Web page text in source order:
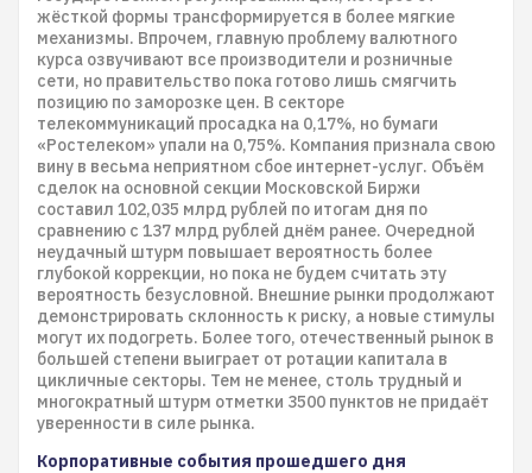
жёсткой формы трансформируется в более мягкие
механизмы. Впрочем, главную проблему валютного
курса озвучивают все производители и розничные
сети, но правительство пока готово лишь смягчить
позицию по заморозке цен. В секторе
телекоммуникаций просадка на 0,17%, но бумаги
«Ростелеком» упали на 0,75%. Компания признала свою
вину в весьма неприятном сбое интернет-услуг. Объём
сделок на основной секции Московской Биржи
составил 102,035 млрд рублей по итогам дня по
сравнению с 137 млрд рублей днём ранее. Очередной
неудачный штурм повышает вероятность более
глубокой коррекции, но пока не будем считать эту
вероятность безусловной. Внешние рынки продолжают
демонстрировать склонность к риску, а новые стимулы
могут их подогреть. Более того, отечественный рынок в
большей степени выиграет от ротации капитала в
цикличные секторы. Тем не менее, столь трудный и
многократный штурм отметки 3500 пунктов не придаёт
уверенности в силе рынка.
Корпоративные события прошедшего дня